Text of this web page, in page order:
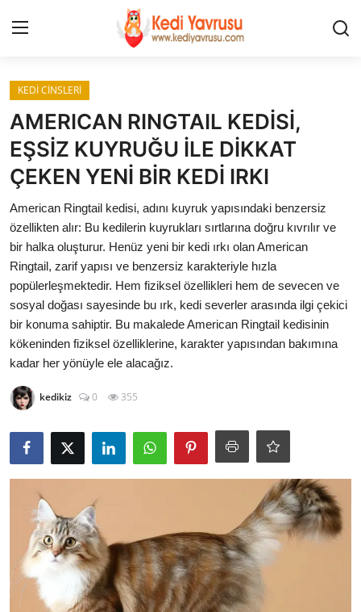
Giriş
İLETİŞİM
HAKKIMIZDA
REKLAM
KEDİ CİNSLERİ
KEDİPEDİA
KEDİ DÜNYASI
KEDİ MAMASI
VETERİNERLER
KEDİ CİNSLERİ
AMERICAN RINGTAIL KEDİSİ,
EŞSİZ KUYRUĞU İLE DİKKAT
ÇEKEN YENİ BİR KEDİ IRKI
American Ringtail kedisi, adını kuyruk yapısındaki benzersiz
özellikten alır: Bu kedilerin kuyrukları sırtlarına doğru kıvrılır ve
bir halka oluşturur. Henüz yeni bir kedi ırkı olan American
Ringtail, zarif yapısı ve benzersiz karakteriyle hızla
popülerleşmektedir. Hem fiziksel özellikleri hem de sevecen ve
sosyal doğası sayesinde bu ırk, kedi severler arasında ilgi çekici
bir konuma sahiptir. Bu makalede American Ringtail kedisinin
kökeninden fiziksel özelliklerine, karakter yapısından bakımına
kadar her yönüyle ele alacağız.
kedikiz 0 355